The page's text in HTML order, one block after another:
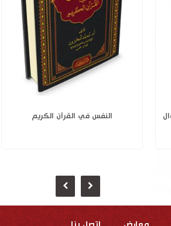
نبي الله هود عليه السلام وأسباب زوال